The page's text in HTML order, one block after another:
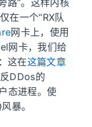
路”。这样内核
在一个“RX队
网卡上，使用
网卡，我们给
这在这篇文章
DDos的
态进程。使
暴。